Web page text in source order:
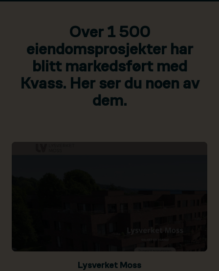
Over 1 500
eiendomsprosjekter har
blitt markedsført med
Kvass. Her ser du noen av
dem.
Lysverket Moss